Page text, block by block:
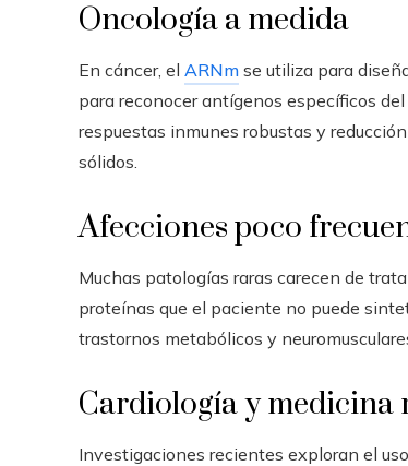
Oncología a medida
En cáncer, el ARNm se utiliza para
para reconocer antígenos específicos
respuestas inmunes robustas y
sólidos.
Afecciones poco
Muchas patologías raras carecen de
proteínas que el paciente no puede
trastornos metabólicos y
Cardiología y medicina
Investigaciones recientes exploran el